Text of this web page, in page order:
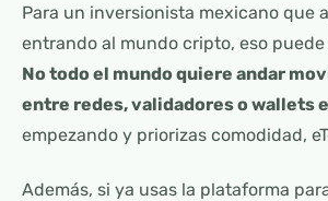
Para un inversionista mexicano que
entrando al mundo cripto, eso
No todo el mundo quiere andar
entre redes, validadores o wallets
empezando y priorizas comodidad,
Además, si ya usas la plataforma